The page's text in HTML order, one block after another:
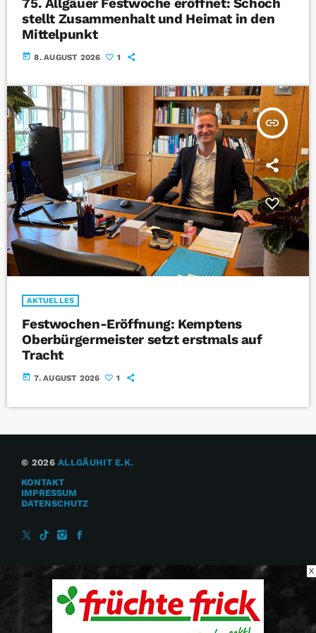
stellt Zusammenhalt und Heimat in den
Mittelpunkt
today 8. AUGUST 2026 1
insert_link
AKTUELLES
Festwochen-Eröffnung: Kemptens
Oberbürgermeister setzt erstmals auf
Tracht
today 7. AUGUST 2026 1
© 2026ALLGÄUHIT E.K.
KONTAKT
IMPRESSUM
DATENSCHUTZ
X